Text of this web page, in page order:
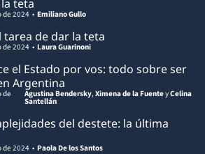
teta
Emiliano Gullo
de 2024
tarea de dar la teta
Laura Guarinoni
de 2024
el Estado por vos: todo sobre ser
Argentina
Agustina Bendersky,Ximena de la FuenteyCelina
Santellán
de
del destete: la última
Paola De los Santos
de 2024